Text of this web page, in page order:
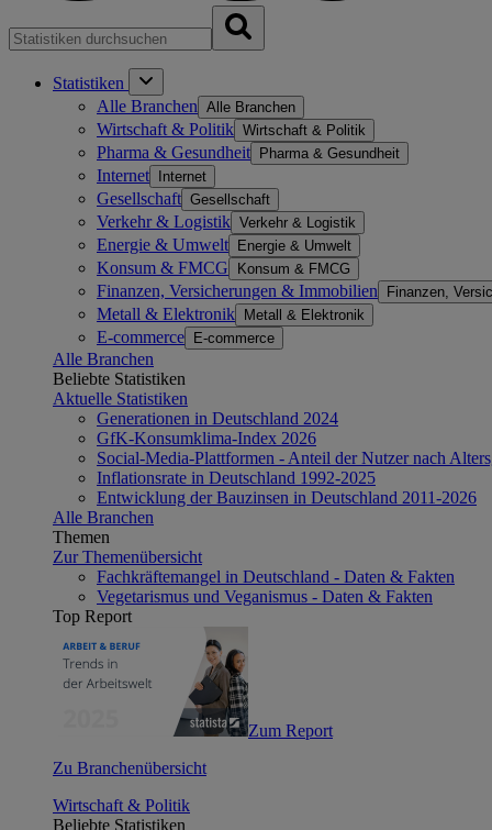
Statistiken
Alle Branchen Alle Branchen
Wirtschaft & Politik Wirtschaft & Politik
Pharma & Gesundheit Pharma & Gesundheit
Internet Internet
Gesellschaft Gesellschaft
Verkehr & Logistik Verkehr & Logistik
Energie & Umwelt Energie & Umwelt
Konsum & FMCG Konsum & FMCG
Finanzen, Versicherungen & Immobilien Finanzen,
Metall & Elektronik Metall & Elektronik
E-commerce E-commerce
Alle Branchen
Beliebte Statistiken
Aktuelle Statistiken
Generationen in Deutschland 2024
GfK-Konsumklima-Index 2026
Social-Media-Plattformen - Anteil der Nutzer nach
Inflationsrate in Deutschland 1992-2025
Entwicklung der Bauzinsen in Deutschland 2011-2026
Alle Branchen
Themen
Zur Themenübersicht
Fachkräftemangel in Deutschland - Daten & Fakten
Vegetarismus und Veganismus - Daten & Fakten
Top Report
Zum Report
Zu Branchenübersicht
Wirtschaft & Politik
Beliebte Statistiken